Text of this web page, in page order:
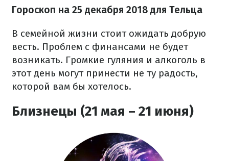
Гороскоп на 25 декабря 2018 для Тельца
В семейной жизни стоит ожидать добрую
весть. Проблем с финансами не будет
возникать. Громкие гуляния и алкоголь в
этот день могут принести не ту радость,
которой вам бы хотелось.
Близнецы (21 мая – 21 июня)